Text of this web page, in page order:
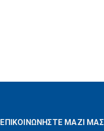
ΕΠΙΚΟΙΝΩΝΗΣΤΕ ΜΑΖΙ ΜΑΣ